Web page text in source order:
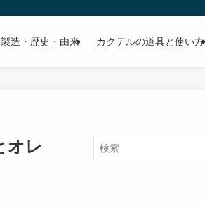
製造・歴史・由来 カクテルの道具と使い方
オレ